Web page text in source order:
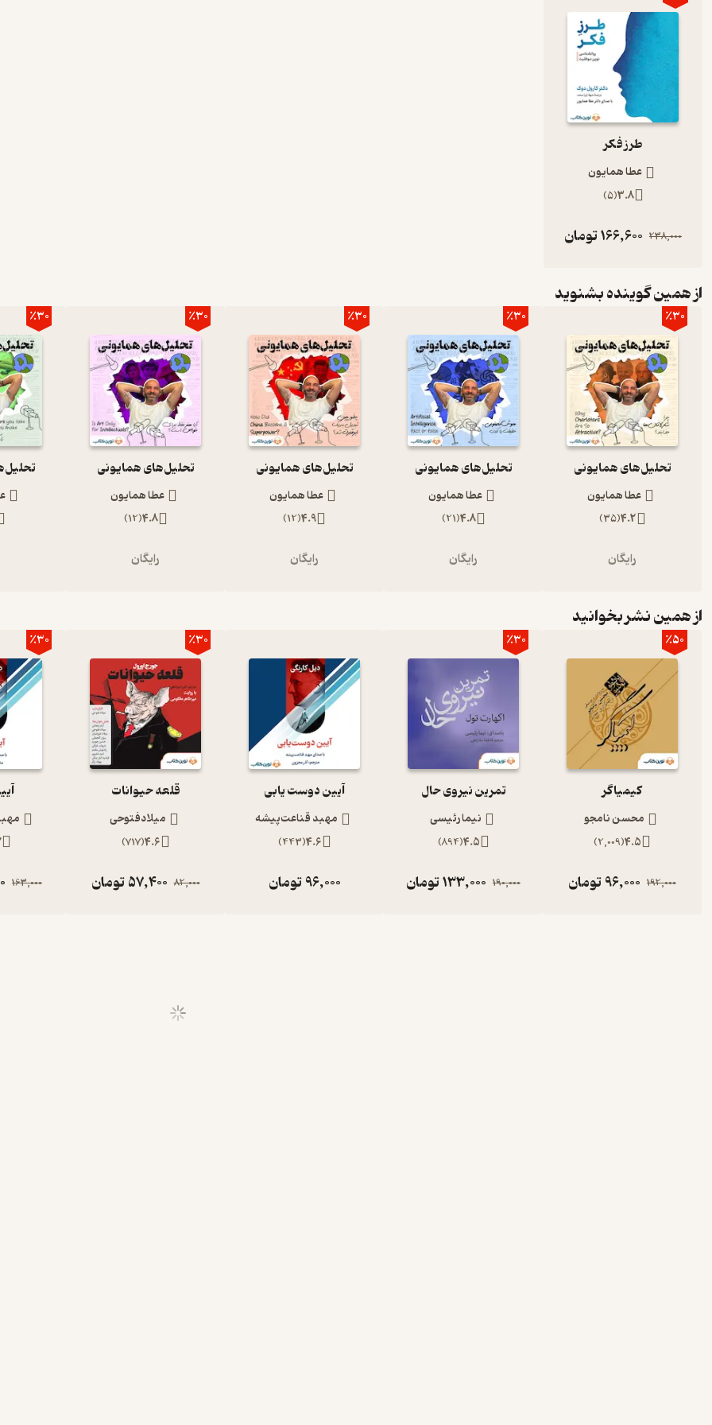
طرز فکر
عطا همایون
3.8
(
5
)
238,000
166,600تومان
از همین گوینده بشنوید
٪30
تحلیل‌های همایونی
عطا همایون
4.2
(
35
)
رایگان
٪30
تحلیل‌های همایونی
عطا همایون
4.8
(
21
)
رایگان
٪30
تحلیل‌های همایونی
عطا همایون
4.9
(
12
)
رایگان
٪30
تحلیل‌های همایونی
عطا همایون
4.8
(
12
)
رایگان
٪30
از همین نشر بخوانید
٪50
کیمیاگر
محسن نامجو
4.5
(
2,009
)
192,000
96,000تومان
٪30
تمرین نیروی حال
نیما رئیسی
4.5
(
894
)
190,000
133,000تومان
آیین دوست یابی
مهبد قناعت‌پیشه
4.6
(
443
)
96,000تومان
٪30
قلعه حیوانات
میلادفتوحی
4.6
(
717
)
82,000
57,400تومان
٪30
163,000